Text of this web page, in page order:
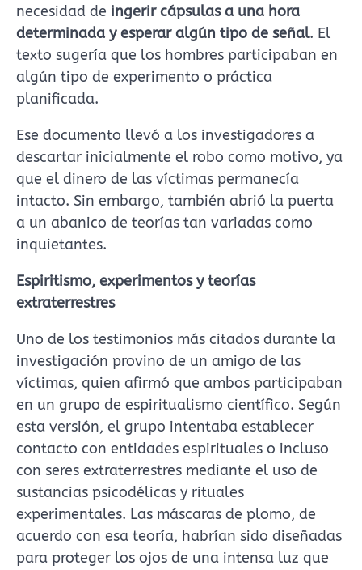
necesidad de ingerir cápsulas a una hora
determinada y esperar algún tipo de señal. El
texto sugería que los hombres participaban en
algún tipo de experimento o práctica
planificada.
Ese documento llevó a los investigadores a
descartar inicialmente el robo como motivo, ya
que el dinero de las víctimas permanecía
intacto. Sin embargo, también abrió la puerta
a un abanico de teorías tan variadas como
inquietantes.
Espiritismo, experimentos y teorías
extraterrestres
Uno de los testimonios más citados durante la
investigación provino de un amigo de las
víctimas, quien afirmó que ambos participaban
en un grupo de espiritualismo científico. Según
esta versión, el grupo intentaba establecer
contacto con entidades espirituales o incluso
con seres extraterrestres mediante el uso de
sustancias psicodélicas y rituales
experimentales. Las máscaras de plomo, de
acuerdo con esa teoría, habrían sido diseñadas
para proteger los ojos de una intensa luz que